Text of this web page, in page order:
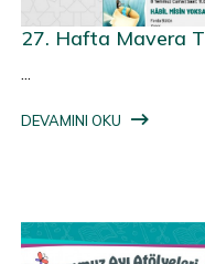
27. Hafta Mavera
...
DEVAMINI OKU